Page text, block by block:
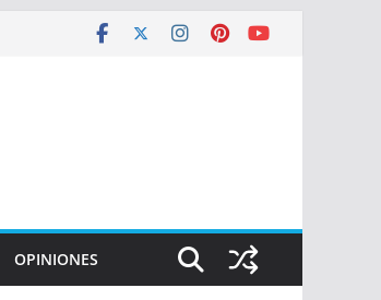
OPINIONES